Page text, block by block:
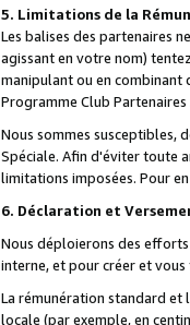
5. Limitations de la
Les balises des partenaires
agissant en votre nom)
manipulant ou en combinant
Programme Club Partenaires
Nous sommes susceptibles,
Spéciale. Afin d'éviter toute
limitations imposées. Pour
6. Déclaration et
Nous déploierons des
interne, et pour créer et
La rémunération standard et
locale (par exemple, en